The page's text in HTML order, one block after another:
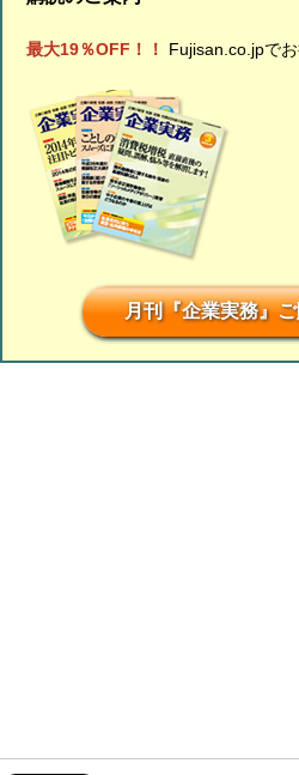
最大19％OFF！！ Fujisan.co.jpで
月刊『企業実務』